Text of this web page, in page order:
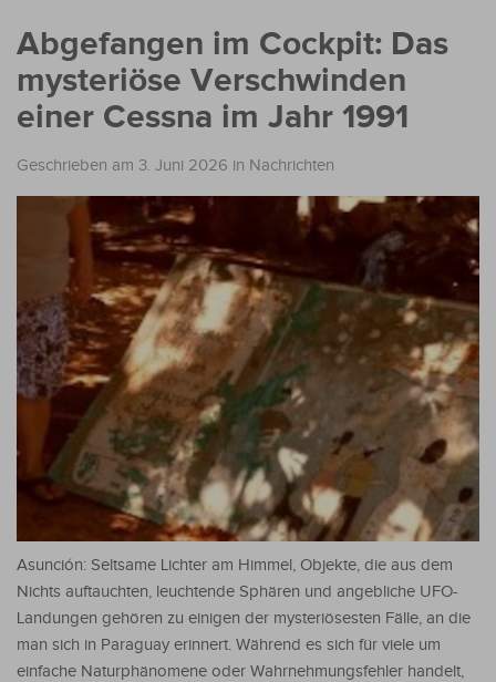
Abgefangen im Cockpit: Das
mysteriöse Verschwinden
einer Cessna im Jahr 1991
Geschrieben am 3. Juni 2026 in Nachrichten
Asunción: Seltsame Lichter am Himmel, Objekte, die aus dem
Nichts auftauchten, leuchtende Sphären und angebliche UFO-
Landungen gehören zu einigen der mysteriösesten Fälle, an die
man sich in Paraguay erinnert. Während es sich für viele um
einfache Naturphänomene oder Wahrnehmungsfehler handelt,